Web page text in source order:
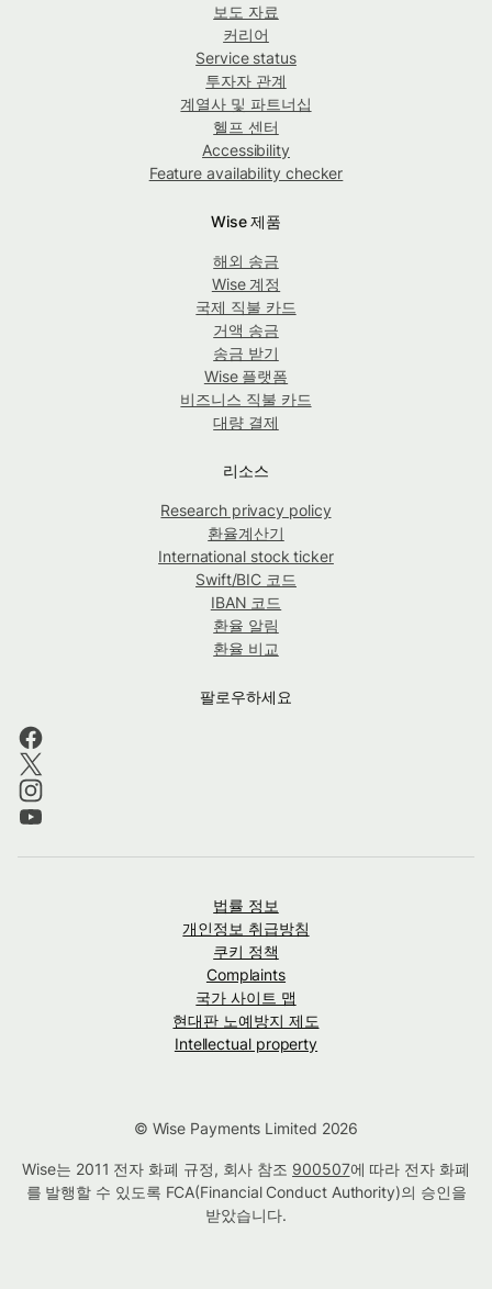
보도 자료
커리어
Service status
투자자 관계
계열사 및 파트너십
헬프 센터
Accessibility
Feature availability checker
Wise 제품
해외 송금
Wise 계정
국제 직불 카드
거액 송금
송금 받기
Wise 플랫폼
비즈니스 직불 카드
대량 결제
리소스
Research privacy policy
환율계산기
International stock ticker
Swift/BIC 코드
IBAN 코드
환율 알림
환율 비교
팔로우하세요
법률 정보
개인정보 취급방침
쿠키 정책
Complaints
국가 사이트 맵
현대판 노예방지 제도
Intellectual property
© Wise Payments Limited 2026
Wise는 2011 전자 화폐 규정, 회사 참조 900507에 따라 전자 화폐
를 발행할 수 있도록 FCA(Financial Conduct Authority)의 승인을
받았습니다.